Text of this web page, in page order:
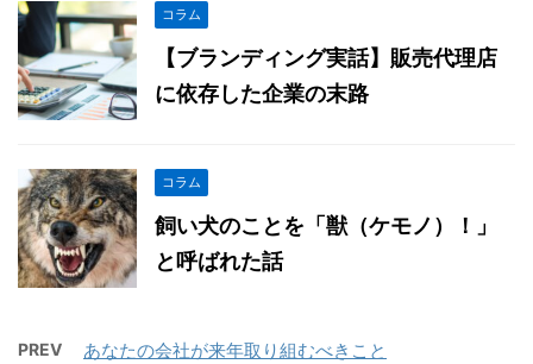
コラム
【ブランディング実話】販売代理店
に依存した企業の末路
コラム
飼い犬のことを「獣（ケモノ）！」
と呼ばれた話
PREV あなたの会社が来年取り組むべきこと